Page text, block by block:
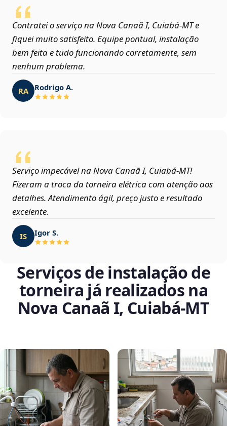
Contratei o serviço na Nova Canaã I, Cuiabá‑MT e
fiquei muito satisfeito. Equipe pontual, instalação
bem feita e tudo funcionando corretamente, sem
nenhum problema.
RA Rodrigo A.
Serviço impecável na Nova Canaã I, Cuiabá‑MT!
Fizeram a troca da torneira elétrica com atenção aos
detalhes. Atendimento ágil, preço justo e resultado
excelente.
IS Igor S.
Serviços de instalação de
torneira já realizados na
Nova Canaã I, Cuiabá‑MT